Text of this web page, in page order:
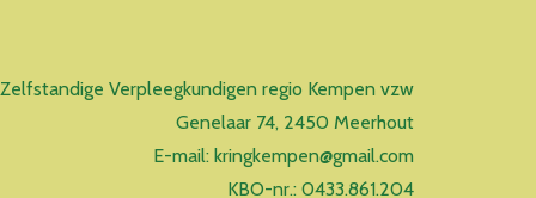
Verpleegkundigen regio Kempen vzw
Genelaar 74, 2450 Meerhout
E-mail: kringkempen@gmail.com
KBO-nr.: 0433.861.204